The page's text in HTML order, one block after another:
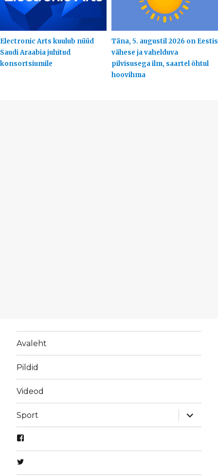
Electronic Arts kuulub nüüd
Saudi Araabia juhitud
konsortsiumile
Täna, 5. augustil 2026 on Eestis
vähese ja vahelduva
pilvisusega ilm, saartel õhtul
hoovihma
Avaleht
Pildid
Videod
Sport
laienda